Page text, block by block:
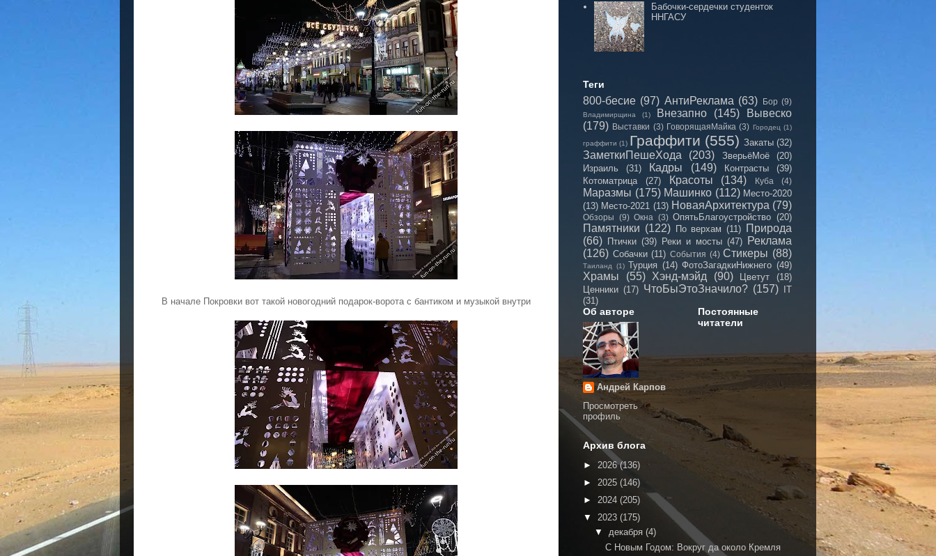
В начале Покровки вот такой новогодний подарок-ворота с бантиком и музыкой внутри
Бабочки-сердечки студенток
ННГАСУ
Теги
800-бесие (97) АнтиРеклама (63) Бор (9)
Владимирщина (1) Внезапно (145)
Вывеско
(179) Выставки (3) ГоворящаяМайка (3) Городец (1)
граффити (1) Граффити (555) Закаты (32)
ЗаметкиПешеХода (203) ЗверьёМоё
(20)
Израиль
(31) Кадры (149) Контрасты
(39)
Котоматрица
(27) Красоты (134) Куба (4)
Маразмы (175) Машинко (112) Место-2020
(13) Место-2021 (13) НоваяАрхитектура (79)
Обзоры (9) Окна (3) ОпятьБлагоустройство (20)
Памятники (122) По верхам (11) Природа
(66) Птички (39) Реки и мосты (47) Реклама
(126) Собачки (11) События (4) Стикеры (88)
Таиланд (1) Турция (14) ФотоЗагадкиНижнего (49)
Храмы (55) Хэнд-мэйд (90) Цветут
(18)
Ценники (17) ЧтоБыЭтоЗначило? (157)
IT
(31)
Об авторе
Андрей Карпов
Просмотреть
профиль
Постоянные
читатели
Архив блога
► 2026(136)
► 2025 (146)
► 2024 (205)
▼ 2023 (175)
▼ декабря (4)
С Новым Годом: Вокруг да около Кремля